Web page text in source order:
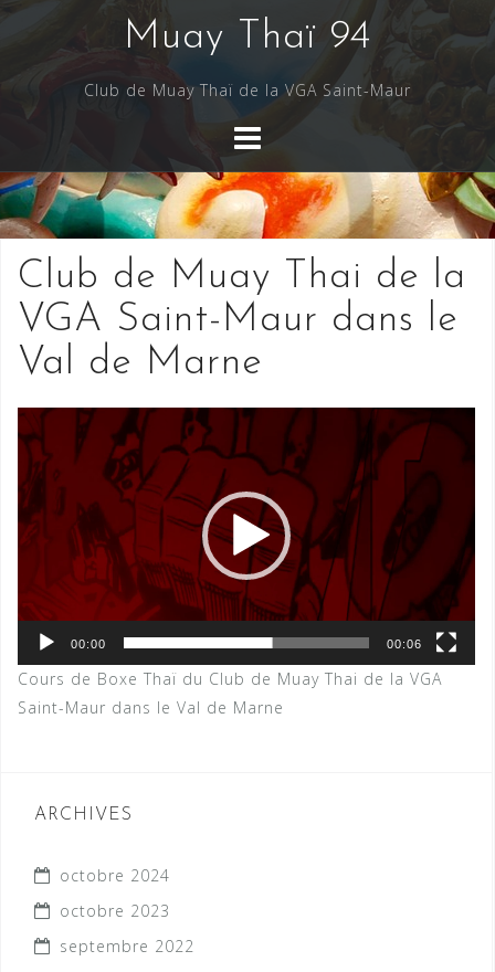
Skip
Muay Thaï 94
Club de Muay Thaï de la VGA Saint-Maur
Club de Muay Thai de la
VGA Saint-Maur dans le
Val de Marne
Lecteur
vidéo
00:00 00:06
Cours de Boxe Thaï du Club de Muay Thai de la VGA
Saint-Maur dans le Val de Marne
ARCHIVES
octobre 2024
octobre 2023
septembre 2022